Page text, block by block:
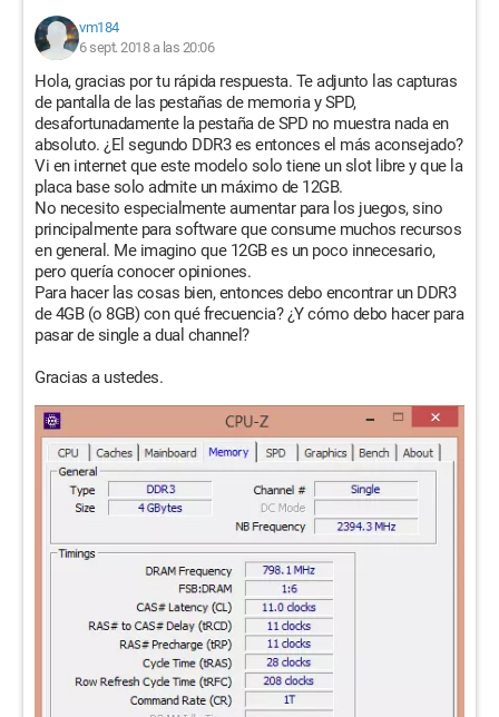
vm184
6 sept. 2018 a las 20:06
Hola, gracias por tu rápida respuesta. Te adjunto las capturas
de pantalla de las pestañas de memoria y SPD,
desafortunadamente la pestaña de SPD no muestra nada en
absoluto. ¿El segundo DDR3 es entonces el más aconsejado?
Vi en internet que este modelo solo tiene un slot libre y que la
placa base solo admite un máximo de 12GB.
No necesito especialmente aumentar para los juegos, sino
principalmente para software que consume muchos recursos
en general. Me imagino que 12GB es un poco innecesario,
pero quería conocer opiniones.
Para hacer las cosas bien, entonces debo encontrar un DDR3
de 4GB (o 8GB) con qué frecuencia? ¿Y cómo debo hacer para
pasar de single a dual channel?
Gracias a ustedes.